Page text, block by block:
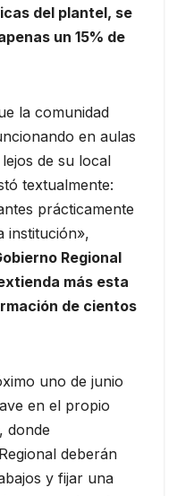
del plantel, se
un 15% de
la comunidad
en aulas
de su local
textualmente:
prácticamente
institución»,
Regional
más esta
de cientos
uno de junio
en el propio
donde
deberán
y fijar una